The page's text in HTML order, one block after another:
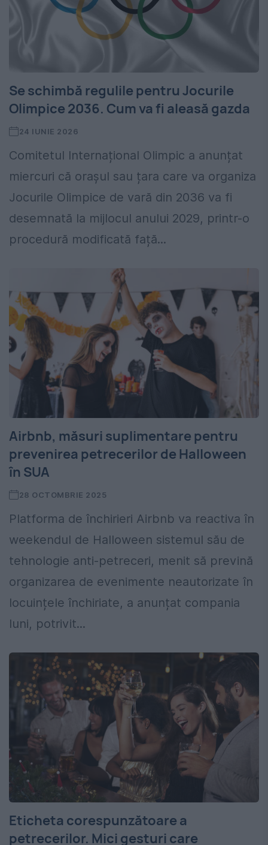
Se schimbă regulile pentru Jocurile
Olimpice 2036. Cum va fi aleasă gazda
24 IUNIE 2026
Comitetul Internațional Olimpic a anunțat
miercuri că orașul sau țara care va organiza
Jocurile Olimpice de vară din 2036 va fi
desemnată la mijlocul anului 2029, printr-o
procedură modificată față...
Airbnb, măsuri suplimentare pentru
prevenirea petrecerilor de Halloween
în SUA
28 OCTOMBRIE 2025
Platforma de închirieri Airbnb va reactiva în
weekendul de Halloween sistemul său de
tehnologie anti-petreceri, menit să prevină
organizarea de evenimente neautorizate în
locuințele închiriate, a anunțat compania
luni, potrivit...
Eticheta corespunzătoare a
petrecerilor. Mici gesturi care